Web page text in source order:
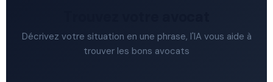
Décrivez votre situation en une phrase, l'IA vous aide à
trouver les bons avocats